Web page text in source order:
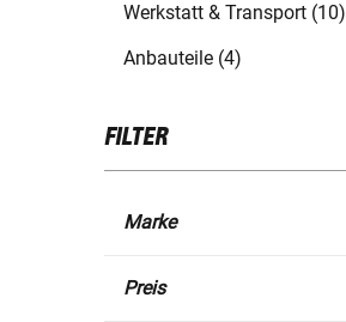
Werkstatt & Transport (10)
Anbauteile (4)
FILTER
Marke
Preis